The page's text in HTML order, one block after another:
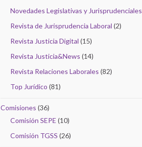
Novedades Legislativas y Jurisprudenciales
Revista de Jurisprudencia Laboral (2)
Revista Justicia Digital (15)
Revista Justicia&News (14)
Revista Relaciones Laborales (82)
Top Jurídico (81)
Comisiones (36)
Comisión SEPE (10)
Comisión TGSS (26)